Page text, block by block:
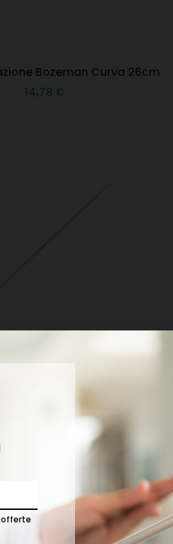
Bozeman Curva 26cm
14,78 €
offerte